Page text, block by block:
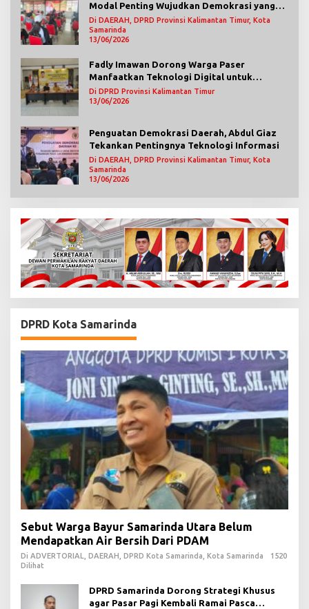
Modal Penting Wujudkan Demokrasi yang
Lebih Terbuka
Di DAERAH, DPRD Provinsi Kalimantan Timur, Kota
Samarinda
13/06/2026
Fadly Imawan Dorong Warga Paser
Manfaatkan Teknologi Digital untuk
Mengawasi Jalannya Pemerintahan
Di DPRD Provinsi Kalimantan Timur
13/06/2026
Penguatan Demokrasi Daerah, Abdul Giaz
Tekankan Pentingnya Teknologi Informasi
Di DAERAH, DPRD Provinsi Kalimantan Timur, Kota
Samarinda
13/06/2026
DPRD Kota Samarinda
Sebut Warga Bayur Samarinda Utara Belum
Mendapatkan Air Bersih Dari PDAM
Di ADVERTORIAL, DAERAH, DPRD Kota Samarinda, Kota Samarinda
1520
Dilihat
DPRD Samarinda Dorong Strategi Khusus
agar Pasar Pagi Kembali Ramai Pasca